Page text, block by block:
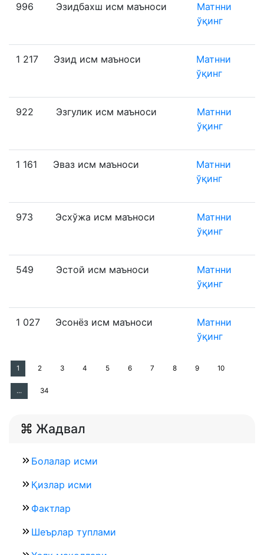
996 Эзидбахш исм маъноси
Матнни
ўқинг
1 217 Эзид исм маъноси
Матнни
ўқинг
922 Эзгулик исм маъноси
Матнни
ўқинг
1 161 Эваз исм маъноси
Матнни
ўқинг
973 Эсхўжа исм маъноси
Матнни
ўқинг
549 Эстой исм маъноси
Матнни
ўқинг
1 027 Эсонёз исм маъноси
Матнни
ўқинг
1 2 3 4 5 6 7 8 9 10
... 34
Жадвал
Болалар исми
Қизлар исми
Фактлар
Шеърлар туплами